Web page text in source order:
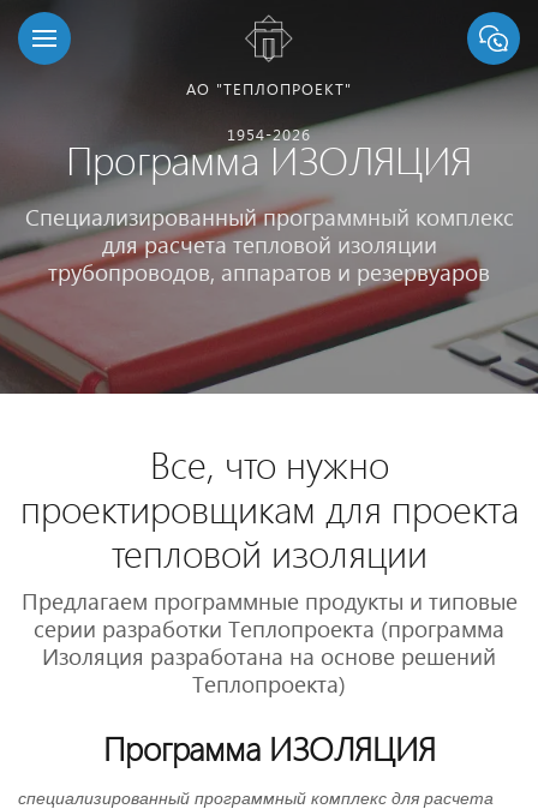
АО "ТЕПЛОПРОЕКТ"
1954-2026
Программа ИЗОЛЯЦИЯ
Специализированный программный комплекс
для расчета тепловой изоляции
трубопроводов, аппаратов и резервуаров
Все, что нужно
проектировщикам для проекта
тепловой изоляции
Предлагаем программные продукты и типовые
серии разработки Теплопроекта (программа
Изоляция разработана на основе решений
Теплопроекта)
Программа ИЗОЛЯЦИЯ
специализированный программный комплекс для расчета